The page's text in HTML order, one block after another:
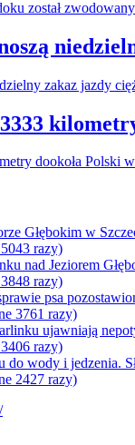
Głębokim w
razy)
nad Jeziorem
razy)
psa
3761 razy)
ujawniają
razy)
do wody i jedzenia.
2427 razy)